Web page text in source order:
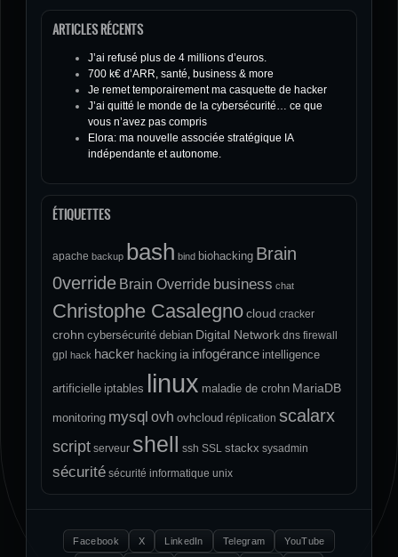
ARTICLES RÉCENTS
J’ai refusé plus de 4 millions d’euros.
700 k€ d’ARR, santé, business & more
Je remet temporairement ma casquette de hacker
J’ai quitté le monde de la cybersécurité… ce que
vous n’avez pas compris
Elora: ma nouvelle associée stratégique IA
indépendante et autonome.
ÉTIQUETTES
apache backup bash bind biohacking Brain
0verride Brain Override business chat
Christophe Casalegnocloud cracker
crohn cybersécurité debian Digital Network dns firewall
gpl
hack hacker hacking ia infogérance intelligence
artificielle iptables linux maladie de crohn MariaDB
monitoring mysql ovh ovhcloud réplication scalarx
script serveur shell ssh SSL stackx sysadmin
sécurité sécurité informatique unix
Facebook X LinkedIn Telegram YouTube